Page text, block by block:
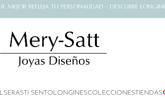
MEJOR REFLEJA TU PERSONALIDAD - DESCUBRE
TI SENTO LONGINESCOLECCIONESTIENDAS